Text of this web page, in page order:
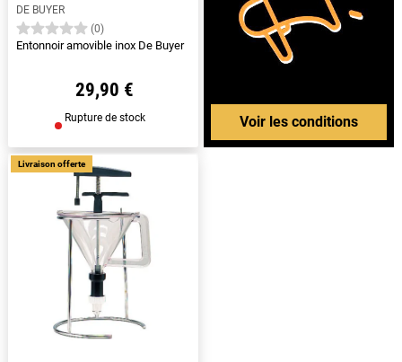
DE BUYER
(0)
Entonnoir amovible inox De Buyer
29,90 €
Rupture de stock Voir les conditions
Livraison offerte